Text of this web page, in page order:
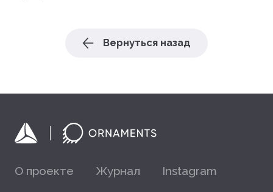
Вернуться назад
О проекте Журнал Instagram